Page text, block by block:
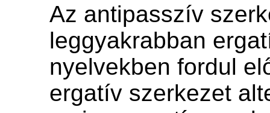
Az antipasszív
leggyakrabban
nyelvekben fordul
ergatív szerkezet